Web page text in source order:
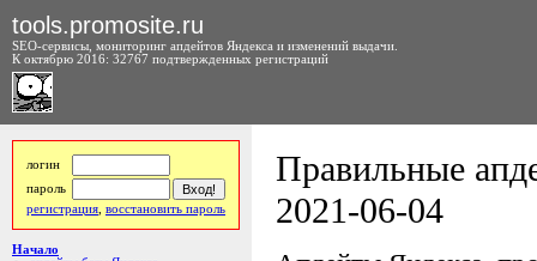
tools.promosite.ru
SEO-сервисы, мониторинг апдейтов Яндекса и изменений выдачи.
К октябрю 2016: 32767 подтвержденных регистраций
логин
пароль
регистрация восстановить пароль
Начало
Правильные
2021-06-04